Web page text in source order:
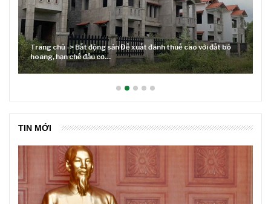
Trang chủ -> Bất động sản Đề xuất đánh thuế cao với đất bỏ
hoang, hạn chế đầu cơ…
TIN MỚI